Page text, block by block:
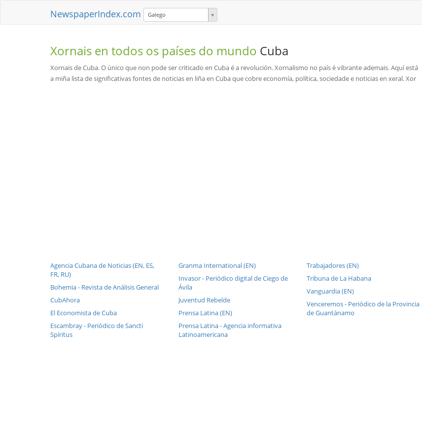
NewspaperIndex.com Galego
Xornais en todos os países do mundo Cuba
Xornais de Cuba. O único que non pode ser criticado en Cuba é a revolución. Xornalismo no país é vibrante ademais. Aquí está
a miña lista de significativas fontes de noticias en liña en Cuba que cobre economía, política, sociedade e noticias en xeral. Xor
Agencia Cubana de Noticias (EN, ES,
FR, RU)
Bohemia - Revista de Análisis General
CubAhora
El Economista de Cuba
Escambray - Periódico de Sancti
Spíritus
Granma International (EN)
Invasor - Periódico digital de Ciego de
Ávila
Juventud Rebelde
Prensa Latina (EN)
Prensa Latina - Agencia informativa
Latinoamericana
Trabajadores (EN)
Tribuna de La Habana
Vanguardia (EN)
Venceremos - Periódico de la Provincia
de Guantánamo